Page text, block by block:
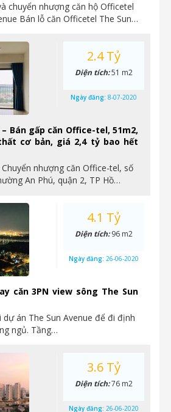
chuyển nhượng căn hộ Officetel
Bán lỗ căn Officetel The Sun…
Bán gấp căn Office-tel, 51m2,
cơ bản, giá 2,4 tỷ bao hết
Chuyển nhượng căn Office-tel, số
An Phú, quận 2, TP Hồ…
2.4 Tỷ
Diện tích:51 m2
Ngày đăng: 8-07-2020
căn 3PN view sông The Sun
dự án The Sun Avenue để đi định
ngủ. Tầng…
4.1 Tỷ
Diện tích:96 m2
Ngày đăng: 26-06-2020
3.6 Tỷ
Diện tích:76 m2
Ngày đăng: 26-06-2020